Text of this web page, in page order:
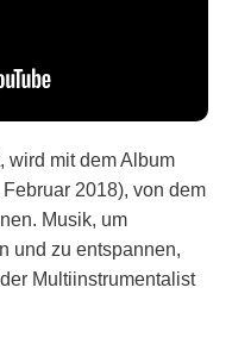
doch fast
wird mit dem Album
2018), von dem
Musik, um
und zu entspannen,
Multiinstrumentalist